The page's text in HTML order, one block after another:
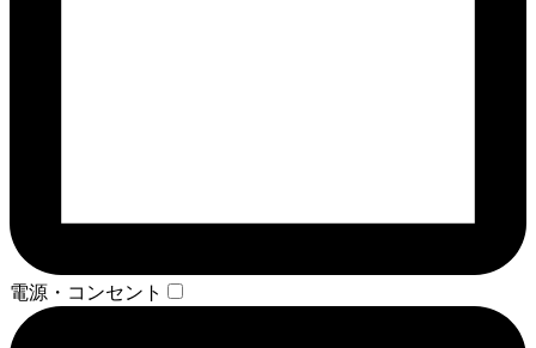
電源・コンセント